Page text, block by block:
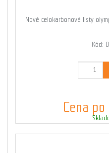
Nové celokarbonové listy
Kód:
Cena